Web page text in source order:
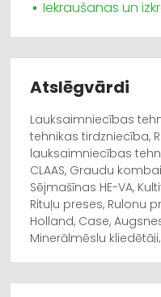
Iekraušanas un
Atslēgvārdi
Lauksaimniecības
tehnikas tirdzniecība,
lauksaimniecības
CLAAS, Graudu
Sējmašīnas HE-VA,
Rituļu preses, Rulonu
Holland, Case,
Minerālmēslu